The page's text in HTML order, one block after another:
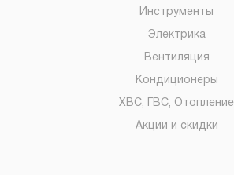
Инструменты
Электрика
Вентиляция
Кондиционеры
ХВС, ГВС, Отопление
Акции и скидки